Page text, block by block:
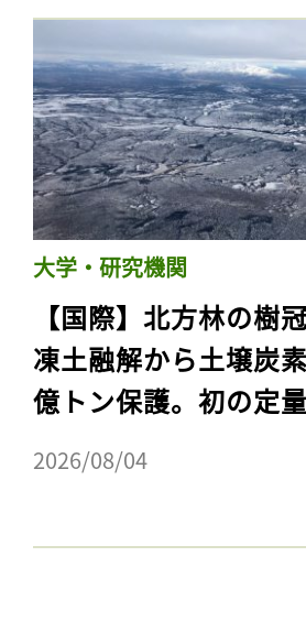
大学・研究機関
【国際】北方林の樹
凍土融解から土壌炭
億トン保護。初の定
2026/08/04